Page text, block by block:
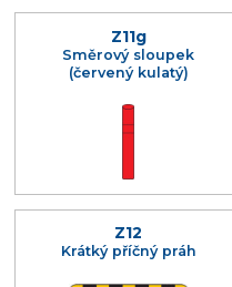
Z11g
Směrový sloupek
(červený kulatý)
Z12
Krátký příčný práh